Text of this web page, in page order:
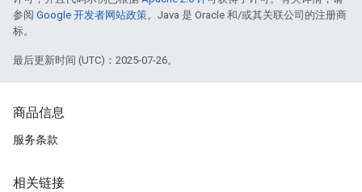
参阅 Google 开发者网站政策。Java 是 Oracle 和/或其关联公司的注册商
标。
最后更新时间 (UTC)：2025-07-26。
商品信息
服务条款
相关链接